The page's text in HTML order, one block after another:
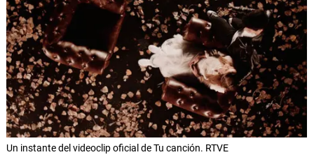
Un instante del videoclip oficial de Tu canción. RTVE